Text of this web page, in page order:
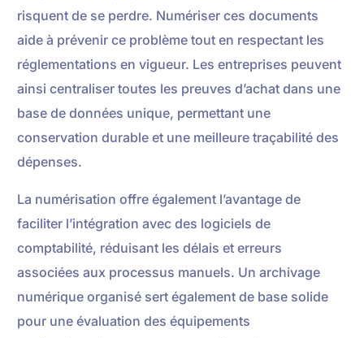
risquent de se perdre. Numériser ces documents
aide à prévenir ce problème tout en respectant les
réglementations en vigueur. Les entreprises peuvent
ainsi centraliser toutes les preuves d’achat dans une
base de données unique, permettant une
conservation durable et une meilleure traçabilité des
dépenses.
La numérisation offre également l’avantage de
faciliter l’intégration avec des logiciels de
comptabilité, réduisant les délais et erreurs
associées aux processus manuels. Un archivage
numérique organisé sert également de base solide
pour une évaluation des équipements